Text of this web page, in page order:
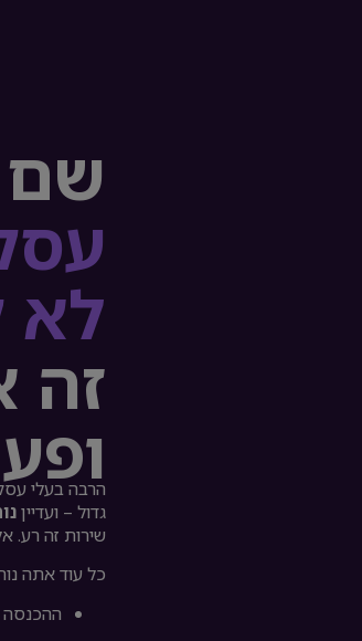
שם
לא
זה
הרבה בעלי
גדול – ועדיין
שירות זה רע.
כל עוד אתה
ההכנסה